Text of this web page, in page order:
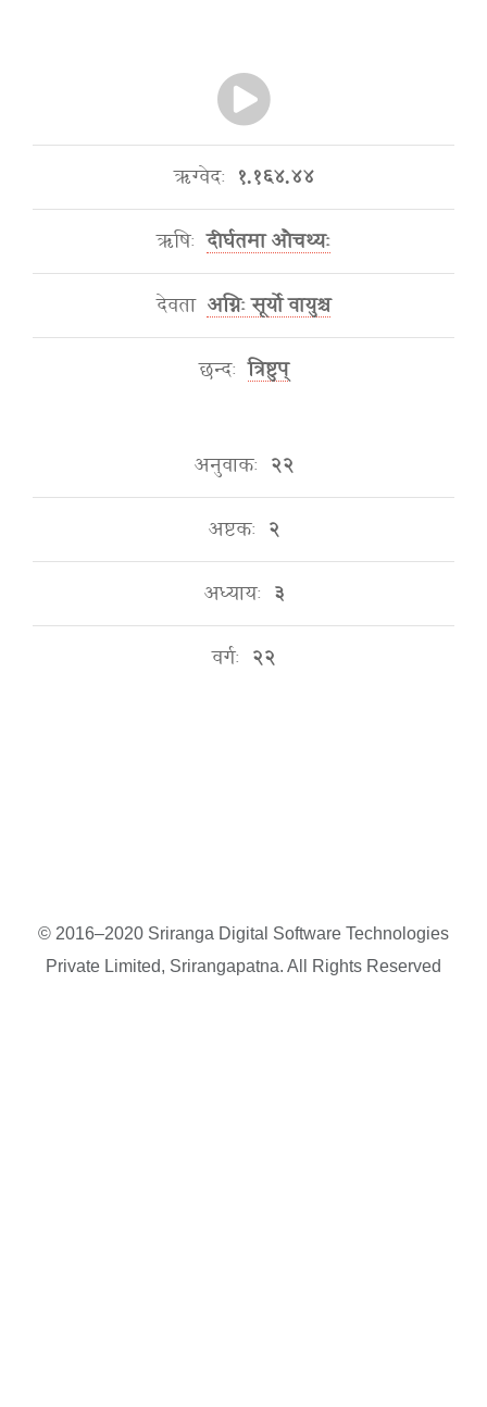
ऋग्वेदः १.१६४.४४
ऋषिः दीर्घतमा औचथ्यः
देवता अग्निः सूर्यो वायुश्च
छन्दः त्रिष्टुप्
अनुवाकः २२
अष्टकः २
अध्यायः ३
वर्गः २२
© 2016–2020 Sriranga Digital Software Technologies
Private Limited, Srirangapatna. All Rights Reserved